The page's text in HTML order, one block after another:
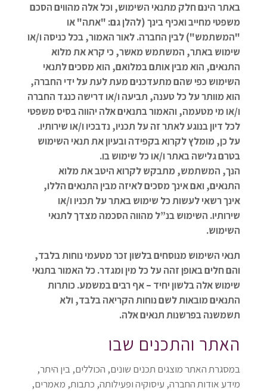
באתר הינם חלק מתנאי השימוש, וכל אלה מהווים הסכם
משפטי מחייב ואכיף בינך (להלן גם: "אתה" או
"המשתמש") לבין החברה. לאור האמור, בכל כניסה ו/או
שימוש באתר, המשתמש מאשר, כי קרא את מלוא
התנאים, הוא מבין אותם במלואם, הוא מסכים לתנאי
השימוש כפי שהם מתעדכנים מעת לעת על ידי החברה,
הוא מוותר על כל טענה, תביעה ו/או דרישה כנגד החברה
ו/או מי מטעמה, והאמור בתנאים אלה יהווה בסיס משפטי
לכל דיון בנוגע לאתר זה על תכניו, נדבכיו ו/או שירותיו.
על כן, מומלץ לקרוא בקפידה ובעיון את תנאי השימוש
בטרם גלישה באתר ו/או כל שימוש בו.
הנך, המשתמש, מתבקש לקרוא היטב את מלוא
התנאים, ואם אינך מסכים לאיזה מבין התנאים הללו,
אינך רשאי לעשות כל שימוש באתר על תכניו ו/או
שירותיו. השימוש בנ”ל מהווה הסכמה מצדך לתנאי
השימוש.
תנאי השימוש מנוסחים בלשון זכר מטעמי נוחות בלבד,
והם חלים באופן זהה על כל מין ומגדר. כל האמור בתנאי
שימוש אלה בלשון יחיד – אף רבים במשמע. כותרות
התנאים מובאות לשם נוחות הקריאה בלבד, ולא
תשמשנה בפרשנות תנאים אלה.
האתר והתכנים שבו
במסגרת האתר מוצגים תכנים שונים, הכוללים, בין היתר,
מידע אודות החברה, עיסוקיה ופעילותה, כתבות, מאמרים,